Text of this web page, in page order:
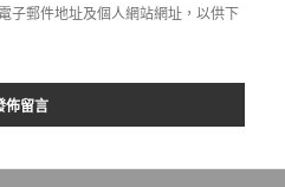
子郵件地址及個人網站網址，以供下